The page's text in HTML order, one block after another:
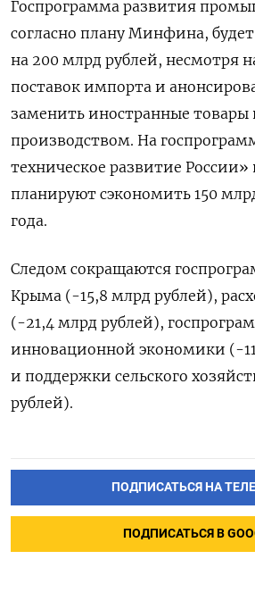
Госпрограмма развития
согласно плану Минфина, будет
на 200 млрд рублей, несмотря
поставок импорта и
заменить иностранные
производством. На
техническое развитие России»
планируют сэкономить 150
года.
Следом сокращаются
Крыма (-15,8 млрд рублей),
(-21,4 млрд рублей),
инновационной экономики (-
и поддержки сельского
рублей).
ПОДПИСАТЬСЯ НА
ПОДПИСАТЬСЯ В